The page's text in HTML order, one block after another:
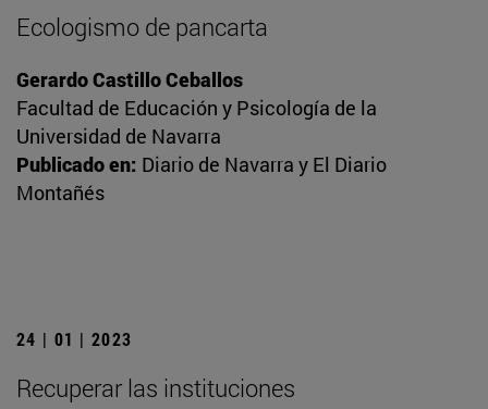
Ecologismo de pancarta
Gerardo Castillo Ceballos
Facultad de Educación y Psicología de la
Universidad de Navarra
Publicado en: Diario de Navarra y El Diario
Montañés
24 | 01 | 2023
Recuperar las instituciones